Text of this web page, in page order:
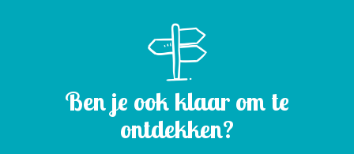
Ben je ook klaar om te
ontdekken?